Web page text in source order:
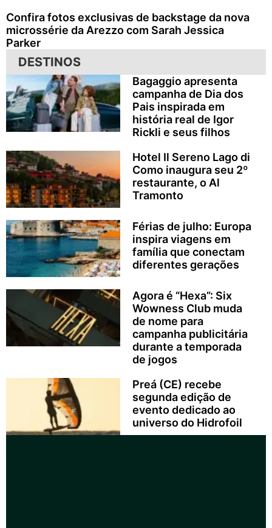
Confira fotos exclusivas de backstage da nova
microssérie da Arezzo com Sarah Jessica
Parker
DESTINOS
Bagaggio apresenta
campanha de Dia dos
Pais inspirada em
história real de Igor
Rickli e seus filhos
Hotel Il Sereno Lago di
Como inaugura seu 2º
restaurante, o Al
Tramonto
Férias de julho: Europa
inspira viagens em
família que conectam
diferentes gerações
Agora é “Hexa”: Six
Wowness Club muda
de nome para
campanha publicitária
durante a temporada
de jogos
Preá (CE) recebe
segunda edição de
evento dedicado ao
universo do Hidrofoil